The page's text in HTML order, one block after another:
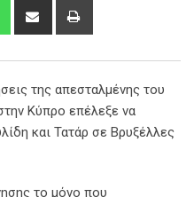
WhatsappShare
της απεσταλμένης του
Κύπρο επέλεξε να
και Τατάρ σε Βρυξέλλες
το μόνο που